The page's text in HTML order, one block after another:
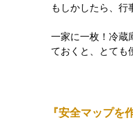
もしかしたら、行
一家に一枚！冷蔵
ておくと、とても
『安全マップを